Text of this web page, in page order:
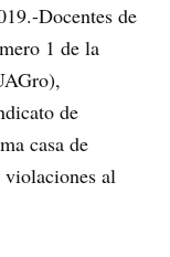
Docentes de
1 de la
de
casa de
al